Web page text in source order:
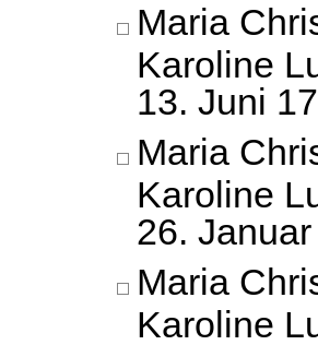
Maria
Karoline
13. Juni
Maria
Karoline
26.
Maria
Karoline